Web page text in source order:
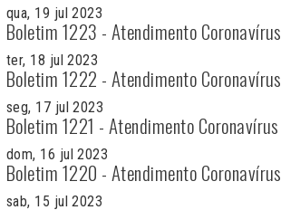
qua, 19 jul 2023
Boletim 1223 - Atendimento Coronavírus
ter, 18 jul 2023
Boletim 1222 - Atendimento Coronavírus
seg, 17 jul 2023
Boletim 1221 - Atendimento Coronavírus
dom, 16 jul 2023
Boletim 1220 - Atendimento Coronavírus
sab, 15 jul 2023